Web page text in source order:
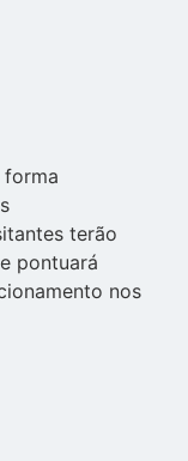
terão
pontuará
nos